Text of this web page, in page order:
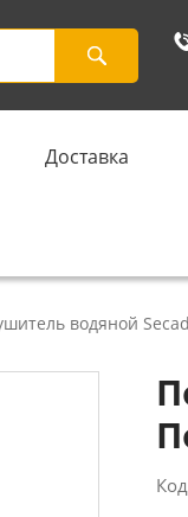
Доставка
водяной